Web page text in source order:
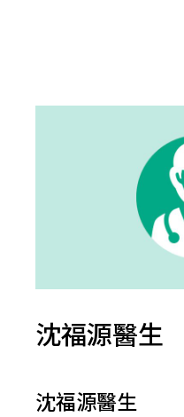
沈福源醫生
沈福源醫生